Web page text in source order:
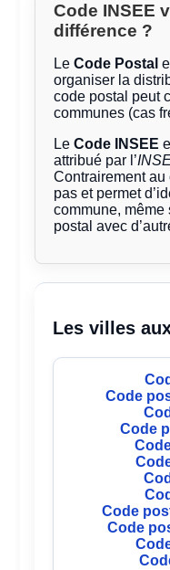
Code INSEE
différence ?
LeCode Postal
organiser la
code postal peut
communes (cas
LeCode INSEE
attribué par l’
Contrairement
pas et permet
commune,
postal avec
Les villes
Code
Code
Code
Code